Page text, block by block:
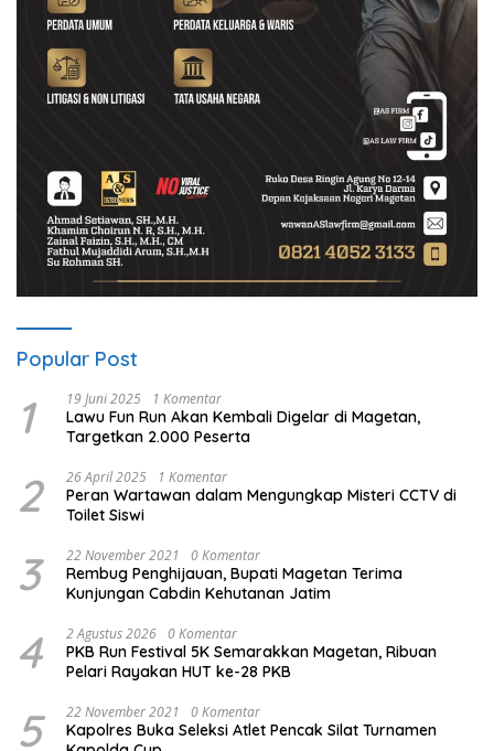
Popular Post
1 19 Juni 2025 1 Komentar
Lawu Fun Run Akan Kembali Digelar di Magetan,
Targetkan 2.000 Peserta
2 26 April 2025 1 Komentar
Peran Wartawan dalam Mengungkap Misteri CCTV di
Toilet Siswi
3 22 November 2021 0 Komentar
Rembug Penghijauan, Bupati Magetan Terima
Kunjungan Cabdin Kehutanan Jatim
4 2 Agustus 2026 0 Komentar
PKB Run Festival 5K Semarakkan Magetan, Ribuan
Pelari Rayakan HUT ke-28 PKB
5 22 November 2021 0 Komentar
Kapolres Buka Seleksi Atlet Pencak Silat Turnamen